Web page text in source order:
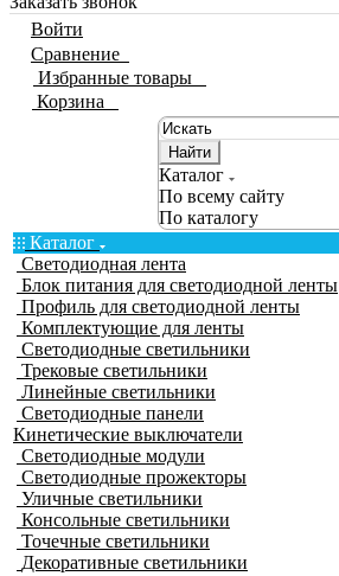
Войти
Сравнение
Избранные товары
Корзина
Найти
Каталог
По всему сайту
По каталогу
Каталог
Светодиодная лента
Блок питания для светодиодной ленты
Профиль для светодиодной ленты
Комплектующие для ленты
Светодиодные светильники
Трековые светильники
Линейные светильники
Светодиодные панели
Кинетические выключатели
Светодиодные модули
Светодиодные прожекторы
Уличные светильники
Консольные светильники
Точечные светильники
Декоративные светильники